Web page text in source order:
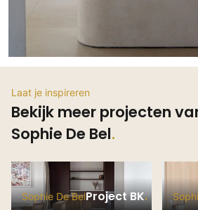
Laat je inspireren
Bekijk meer projecten
Sophie De Bel
Sophie De BelProject BK